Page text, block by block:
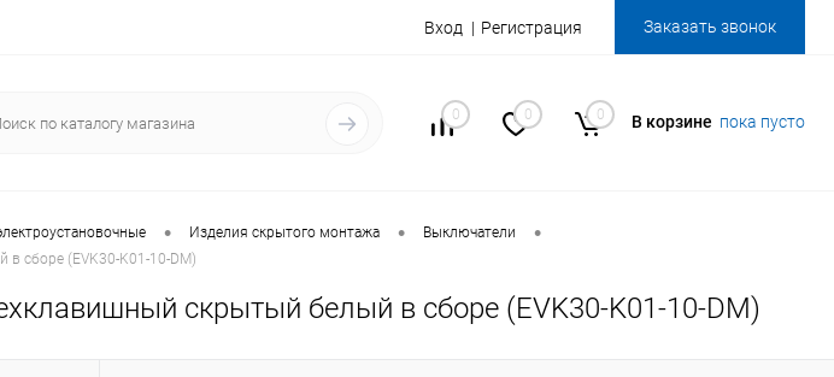
Вход Регистрация Заказать звонок
0 0 0 В корзине пока пусто
• Изделия скрытого монтажа • Выключатели •
сборе (EVK30-K01-10-DM)
скрытый белый в сборе (EVK30-K01-10-DM)